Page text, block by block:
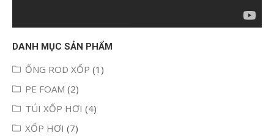
DANH MỤC SẢN PHẨM
ỐNG ROD XỐP (1)
PE FOAM (2)
TÚI XỐP HƠI (4)
XỐP HƠI (7)